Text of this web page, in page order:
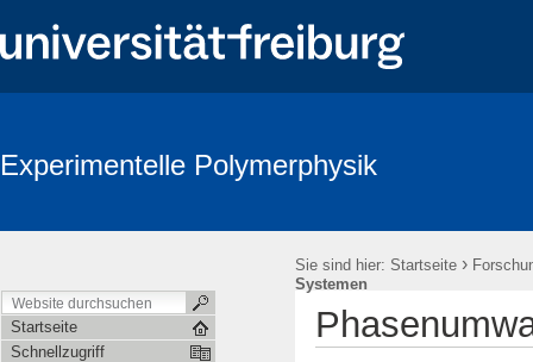
Experimentelle Polymerphysik
Sie sind hier: Startseite ›
Systemen
Startseite
Schnellzugriff